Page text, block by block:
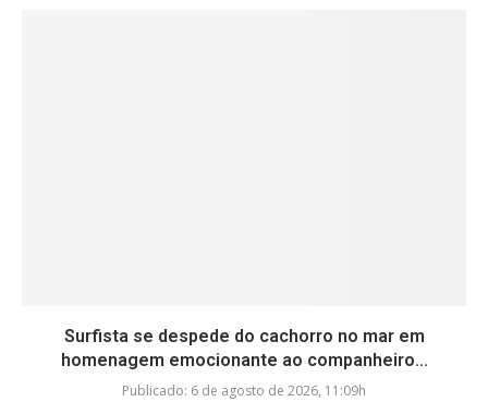
Surfista se despede do cachorro no mar em
homenagem emocionante ao companheiro...
Publicado: 6 de agosto de 2026, 11:09h